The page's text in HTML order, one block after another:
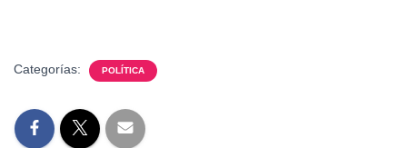
Categorías: POLÍTICA